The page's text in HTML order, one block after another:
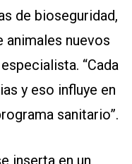
de bioseguridad,
animales nuevos
“Cada
y eso influye en
sanitario”.
inserta en un